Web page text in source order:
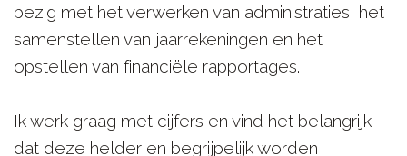
bezig met het verwerken van administraties, het
samenstellen van jaarrekeningen en het
opstellen van financiële rapportages.
Ik werk graag met cijfers en vind het belangrijk
dat deze helder en begrijpelijk worden